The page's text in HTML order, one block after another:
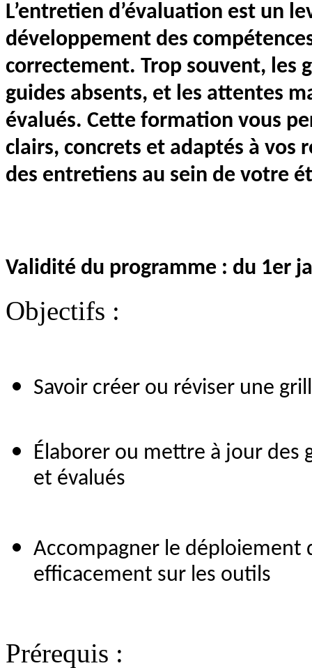
L’entretien d’évaluation est un
développement des
correctement. Trop souvent, les
guides absents, et les attentes
évalués. Cette formation vous
clairs, concrets et adaptés à vos
des entretiens au sein de votre
Validité du programme : du 1er
Objectifs :
Savoir créer ou réviser une
Élaborer ou mettre à jour des
et évalués
Accompagner le
efficacement sur les outils
Prérequis :